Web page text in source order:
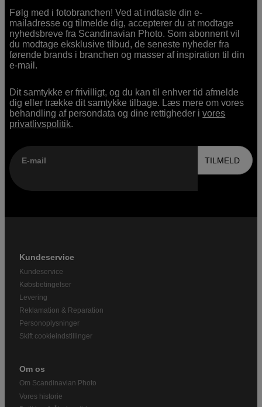
Følg med i fotobranchen! Ved at indtaste din e-
mailadresse og tilmelde dig, accepterer du at modtage
nyhedsbreve fra Scandinavian Photo. Som abonnent vil
du modtage eksklusive tilbud, de seneste nyheder fra
førende brands i branchen og masser af inspiration til din
e-mail.
Dit samtykke er frivilligt, og du kan til enhver tid afmelde
dig eller trække dit samtykke tilbage. Læs mere om vores
behandling af persondata og dine rettigheder ivores
privatlivspolitik.
E-mail TILMELD
Kundeservice
Kundeservice
Købsbetingelser
Levering
Reklamation & Reparation
Personoplysninger
Skift cookieindstillinger
Om os
Om Scandinavian Photo
Vores historie